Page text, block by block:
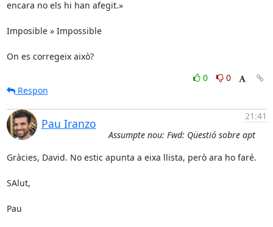
encara no els hi han afegit.»
Imposible » Impossible
On es corregeix això?
0
0
Respon
Pau Iranzo
21:41
Assumpte nou: Fwd: Qüestió sobre apt
Gràcies, David. No estic apunta a eixa llista, però ara ho faré.
SAlut,
Pau